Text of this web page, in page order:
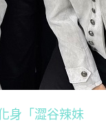
身「澀谷辣妹